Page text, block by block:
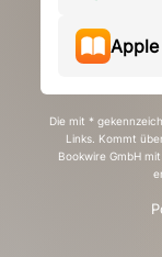
Die mit *
Links. Kommt
Bookwire GmbH